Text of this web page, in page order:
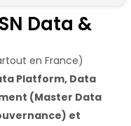
Data &
en France)
Platform, Data
(Master Data
et